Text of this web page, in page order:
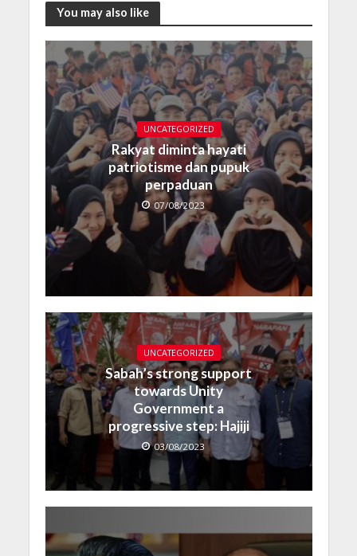
You may also like
UNCATEGORIZED
Rakyat diminta hayati
patriotisme dan pupuk
perpaduan
07/08/2023
UNCATEGORIZED
Sabah’s strong support
towards Unity
Government a
progressive step: Hajiji
03/08/2023